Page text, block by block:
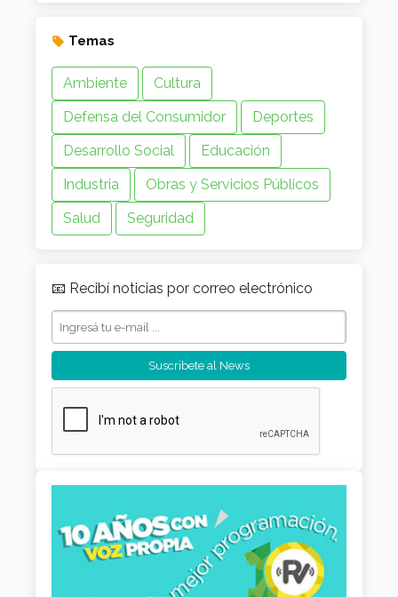
Temas
Ambiente
Cultura
Defensa del Consumidor
Deportes
Desarrollo Social
Educación
Industria
Obras y Servicios Públicos
Salud
Seguridad
📧 Recibí noticias por correo electrónico